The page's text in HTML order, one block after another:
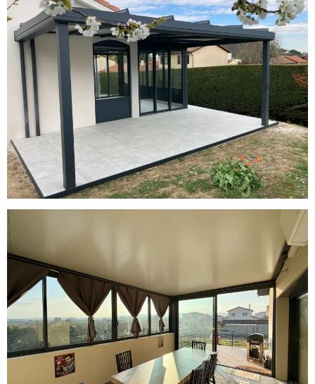
Véranda et Pergola en aluminium à
Brignais
Véranda Toiture Plate en Gris
Anthracite à Soucieu-en-Jarrest